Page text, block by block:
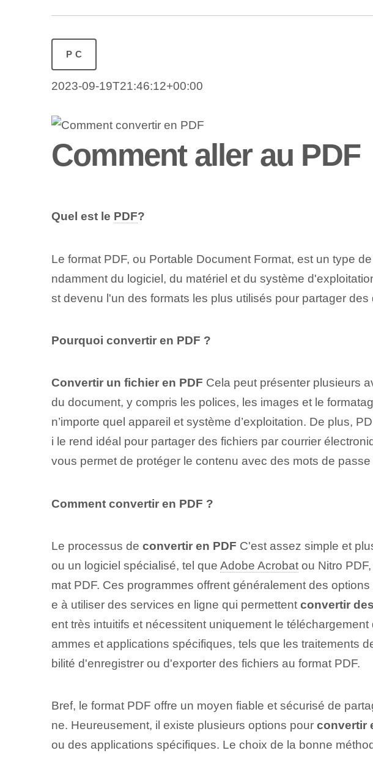
PC
2023-09-19T21:46:12+00:00
Comment aller au PDF
Quel est le PDF?
Le format PDF, ou Portable Document Format, est un type
ndamment du logiciel, du matériel et du système
st devenu l'un des formats les plus utilisés pour partager
Pourquoi convertir en PDF ?
Convertir un fichier en PDF Cela peut présenter plusieurs
du document, y compris les polices, les images et le
n’importe quel appareil et système d’exploitation. De plus,
i le rend idéal pour partager des fichiers par courrier
vous permet de protéger le contenu avec des mots de
Comment convertir en PDF ?
Le processus de convertir en PDF C'est assez simple et
ou un logiciel spécialisé, tel que Adobe Acrobatou Nitro
mat PDF. Ces programmes offrent généralement des
e à utiliser des services en ligne qui permettent convertir
ent très intuitifs et⁢ nécessitent uniquement le
ammes et applications spécifiques, tels que les traitements
bilité d'enregistrer ou d'exporter des fichiers au format PDF.
Bref, le format PDF offre un moyen fiable et sécurisé de
ne. Heureusement, il existe plusieurs options pour convertir
ou des applications spécifiques. Le choix de la bonne